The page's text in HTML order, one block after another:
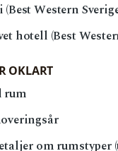
Western
hotell (Best
OKLART
rum
om rumstyper